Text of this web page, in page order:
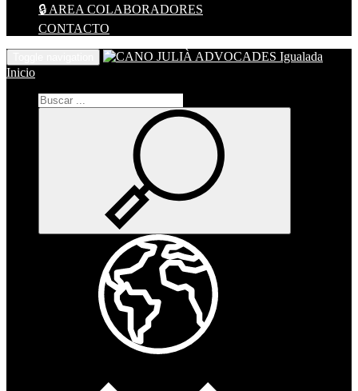
🔒 AREA COLABORADORES
CONTACTO
Inicio